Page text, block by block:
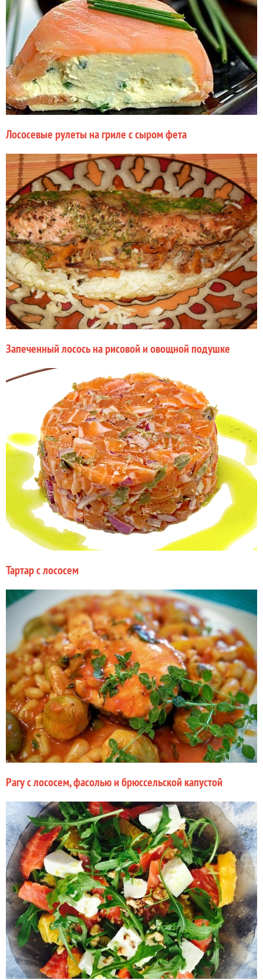
Лососевые рулеты на гриле с сыром фета
Запеченный лосось на рисовой и овощной подушке
Тартар с лососем
Рагу с лососем, фасолью и брюссельской капустой